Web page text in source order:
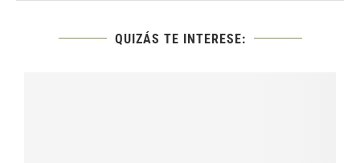
QUIZÁS TE INTERESE: